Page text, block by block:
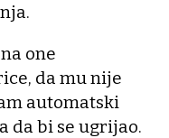
one
da mu nije
automatski
da bi se ugrijao.